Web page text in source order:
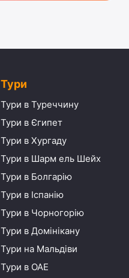
Тури
Тури в Туреччину
Тури в Єгипет
Тури в Хургаду
Тури в Шарм ель Шейх
Тури в Болгарію
Тури в Іспанію
Тури в Чорногорію
Тури в Домінікану
Тури на Мальдіви
Тури в ОАЕ